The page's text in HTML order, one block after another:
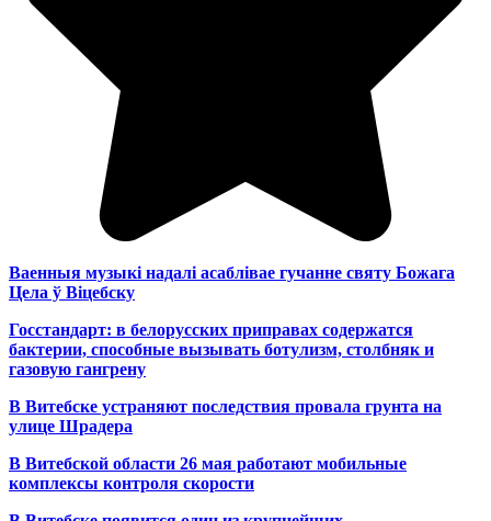
Ваенныя музыкі надалі асаблівае гучанне святу Божага
Цела ў Віцебску
Госстандарт: в белорусских приправах содержатся
бактерии, способные вызывать ботулизм, столбняк и
газовую гангрену
В Витебске устраняют последствия провала грунта на
улице Шрадера
В Витебской области 26 мая работают мобильные
комплексы контроля скорости